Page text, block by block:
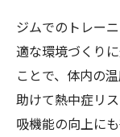
ジムでのトレー
適な環境づくり
ことで、体内の
助けて熱中症リ
吸機能の向上に